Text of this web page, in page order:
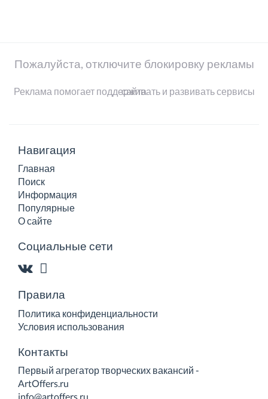
Пожалуйста, отключите блокировку рекламы
Реклама помогает поддерживать и развивать сервисы сайта
Навигация
Главная
Поиск
Информация
Популярные
О сайте
Социальные сети
Правила
Политика конфиденциальности
Условия использования
Контакты
Первый агрегатор творческих вакансий -
ArtOffers.ru
info@artoffers.ru